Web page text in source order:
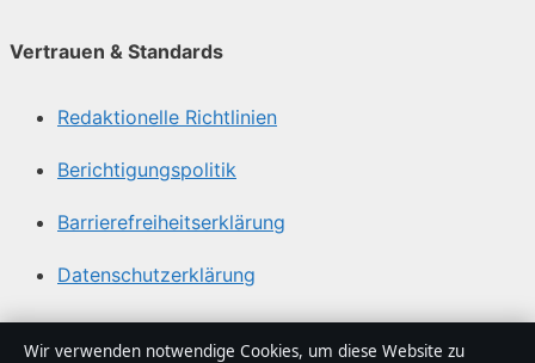
Vertrauen & Standards
Redaktionelle Richtlinien
Berichtigungspolitik
Barrierefreiheitserklärung
Datenschutzerklärung
Über Gegenwart24 in Kürze
Wir verwenden notwendige Cookies, um diese Website zu